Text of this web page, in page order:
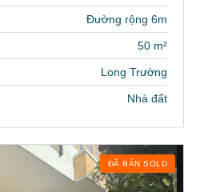
Đường rộng 6m
50 m²
Long Trường
Nhà đất
ĐÃ BÁN SOLD